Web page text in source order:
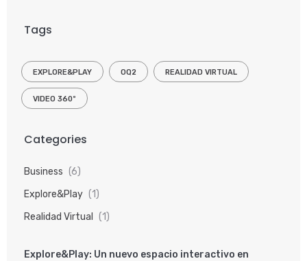
Tags
EXPLORE&PLAY OQ2 REALIDAD VIRTUAL
VIDEO 360º
Categories
Business (6)
Explore&Play (1)
Realidad Virtual
(1)
Explore&Play: Un nuevo espacio interactivo en